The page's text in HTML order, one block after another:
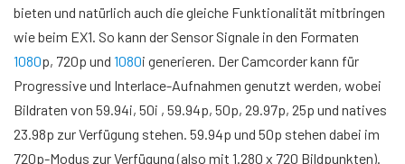
bieten und natürlich auch die gleiche Funktionalität mitbringen
wie beim EX1. So kann der Sensor Signale in den Formaten
1080p, 720p und 1080i generieren. Der Camcorder kann für
Progressive und Interlace-Aufnahmen genutzt werden, wobei
Bildraten von 59.94i, 50i , 59.94p, 50p, 29.97p, 25p und natives
23.98p zur Verfügung stehen. 59.94p und 50p stehen dabei im
720p-Modus zur Verfügung (also mit 1.280 x 720 Bildpunkten).